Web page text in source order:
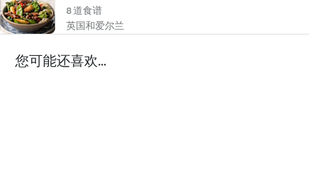
8 道食谱
英国和爱尔兰
您可能还喜欢...